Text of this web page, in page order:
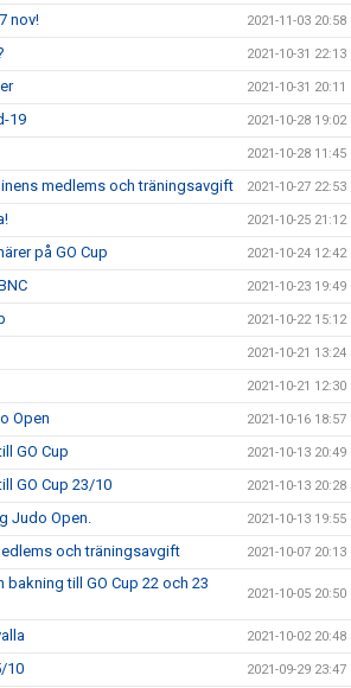
nov! 2021-11-03 20:58
2021-10-31 22:13
2021-10-31 20:11
19 2021-10-28 19:02
2021-10-28 11:45
medlems och träningsavgift 2021-10-27 22:53
2021-10-25 21:12
på GO Cup 2021-10-24 12:42
2021-10-23 19:49
2021-10-22 15:12
2021-10-21 13:24
2021-10-21 12:30
Open 2021-10-16 18:57
GO Cup 2021-10-13 20:49
GO Cup 23/10 2021-10-13 20:28
Judo Open. 2021-10-13 19:55
och träningsavgift 2021-10-07 20:13
till GO Cup 22 och 23
2021-10-05 20:50
2021-10-02 20:48
10 2021-09-29 23:47